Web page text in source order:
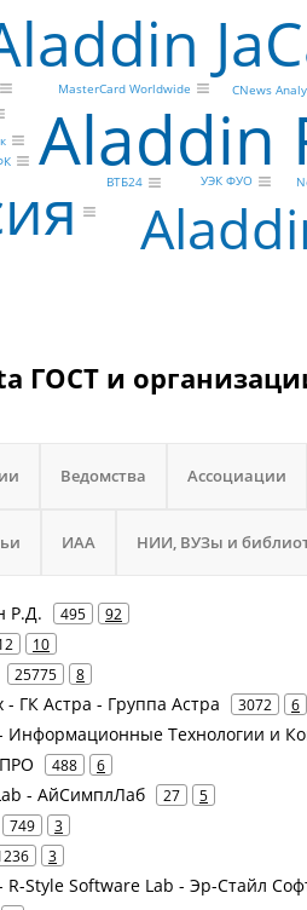
Aladdin
CNews
MasterCard Worldwide
ВТБ24 УЭК ФУО
ГОСТ и
Ведомства Ассоциации
ИАА НИИ, ВУЗы и
Р.Д. 495 92
10
25775 8
ГК Астра - Группа Астра 3072 6
Информационные Технологии и
488 6
- АйСимплЛаб 27 5
749 3
3
R-Style Software Lab - Эр-Стайл